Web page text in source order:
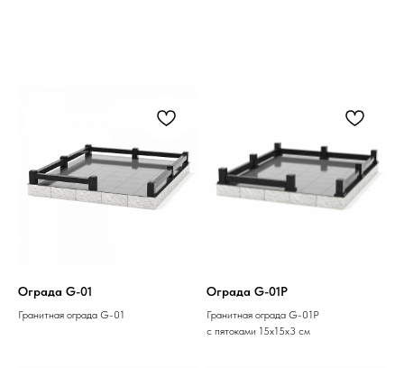
Ограда G-01
Гранитная ограда G-01
Ограда G-01P
Гранитная ограда G-01P
с пятоками 15х15х3 см